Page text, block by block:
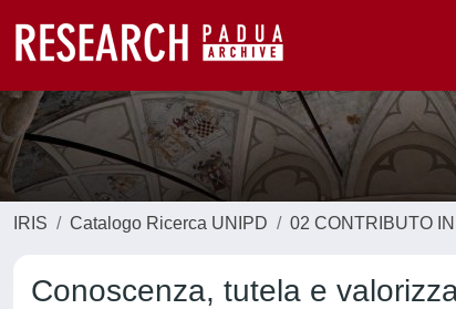
IRIS Catalogo Ricerca UNIPD 02 CONTRIBUTO
Conoscenza, tutela e